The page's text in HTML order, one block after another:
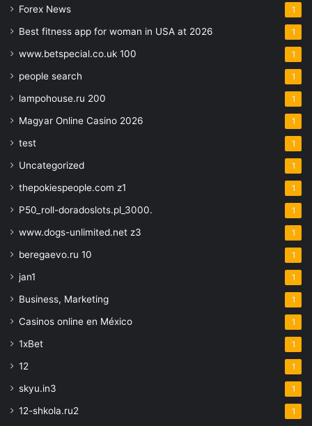
Forex News 1
Best fitness app for woman in USA at 2026 1
www.betspecial.co.uk 100 1
people search 1
lampohouse.ru 200 1
Magyar Online Casino 2026 1
test 1
Uncategorized 1
thepokiespeople.com z1 1
P50_roll-doradoslots.pl_3000. 1
www.dogs-unlimited.net z3 1
beregaevo.ru 10 1
jan1 1
Business, Marketing 1
Casinos online en México 1
1xBet 1
12 1
skyu.in3 1
12-shkola.ru2 1